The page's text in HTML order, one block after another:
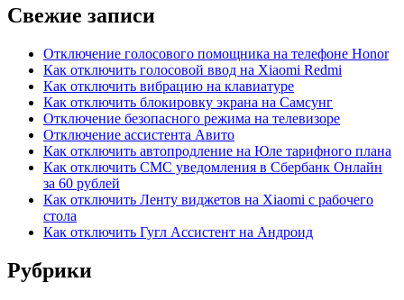
Свежие записи
Отключение голосового помощника на телефоне Honor
Как отключить голосовой ввод на Xiaomi Redmi
Как отключить вибрацию на клавиатуре
Как отключить блокировку экрана на Самсунг
Отключение безопасного режима на телевизоре
Отключение ассистента Авито
Как отключить автопродление на Юле тарифного плана
Как отключить СМС уведомления в Сбербанк Онлайн
за 60 рублей
Как отключить Ленту виджетов на Xiaomi с рабочего
стола
Как отключить Гугл Ассистент на Андроид
Рубрики